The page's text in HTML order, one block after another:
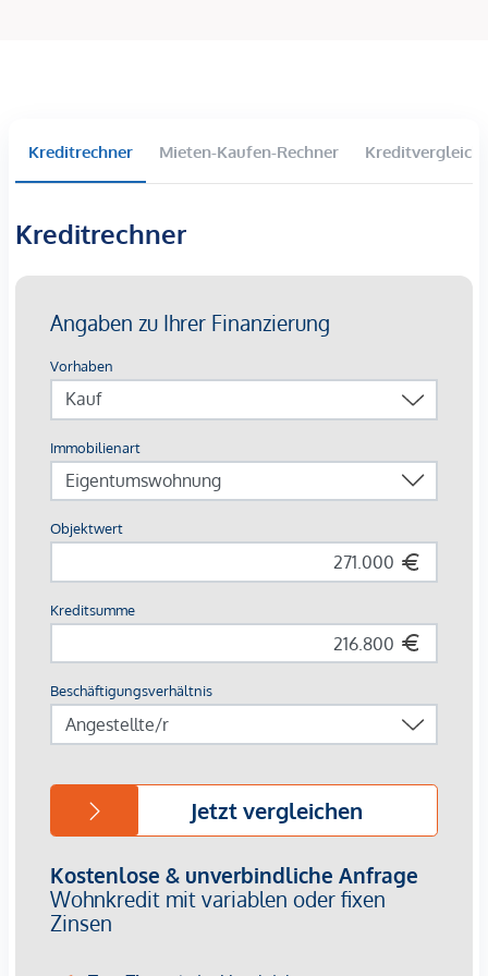
Die Ausstattung:
Betonkernaktivierung auf Basis von Fernwärme mit
Wärmerückgewinnungskonzept
außenliegender Sonnenschutz mittels elektrisch
bedienbarer Raffstores
3-Scheiben-Verglaste Kunststofffenster mit
Aluminium-Deckschalen
Walk-In-Duschen mit Glastrennwand bzw.
Badewannen, je nach Grundriss
Eichenparkett in den Wohnräumen
Fliesen in Bad, WC und Abstellräumen
Die Lage:
Die Lage überzeugt mit kurzen Wegen und hoher
Alltagstauglichkeit. Für Wege mit dem Fahrrad bietet der
ca. 10 Minuten mit dem Rad erreichbar. Attraktive Geh- und
Radverbindungen machen das Umfeld zusätzlich besonders
Die öffentliche Verkehrsanbindung ist ebenfalls sehr gut:
Über die Straßenbahnlinie 4 bestehen direkte
Hauptbahnhof, Hauptplatz/Congress und Jakominiplatz. Der
Graz Hauptbahnhof ist in rund 5 Minuten, der
Kreditrechner Mieten-Kaufen-Rechner Kreditvergleich
Kreditrechner